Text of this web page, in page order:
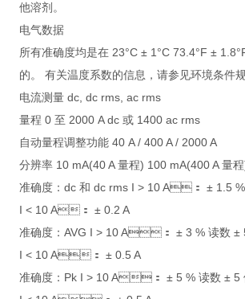
他溶剂。
电气数据
所有准确度均是在 23°C ± 1°C 73.4°F ±
的。 有关温度系数的信息，请参见环境条件规格
电流测量 dc, dc rms, ac rms
量程 0 至 2000 A dc 或 1400 ac rms
自动量程调整功能 40 A / 400 A / 2000 A
分辨率 10 mA(40 A 量程) 100 mA(400 A 量
准确度：dc 和 dc rms I > 10 A： ± 1.5
I < 10 A： ± 0.2 A
准确度：AVG I > 10 A： ± 3 % 读数
I < 10 A： ± 0.5 A
准确度：Pk I > 10 A： ± 5 % 读数 ± 5